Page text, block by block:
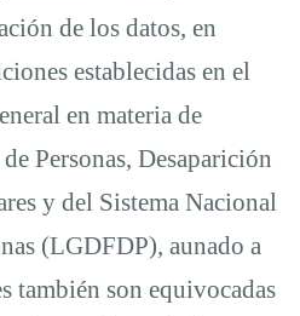
de los datos, en
establecidas en el
en materia de
Personas, Desaparición
y del Sistema Nacional
(LGDFDP), aunado a
también son equivocadas